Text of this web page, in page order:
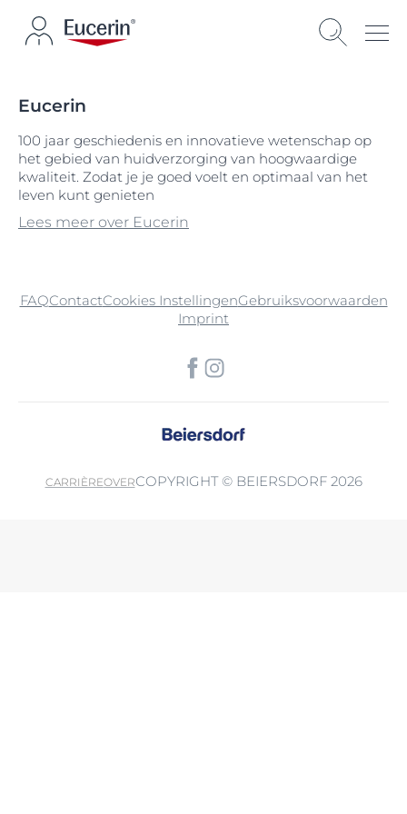
Eucerin
100 jaar geschiedenis en innovatieve wetenschap op
het gebied van huidverzorging van hoogwaardige
kwaliteit. Zodat je je goed voelt en optimaal van het
leven kunt genieten
Lees meer over Eucerin
FAQContactCookies InstellingenGebruiksvoorwaarden
Imprint
CARRIÈREOVERCOPYRIGHT © BEIERSDORF 2026